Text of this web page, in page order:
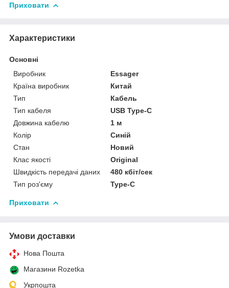
Приховати
Характеристики
Основні
Виробник
Essager
Країна виробник
Китай
Тип
Кабель
Тип кабеля
USB Type-C
Довжина кабелю
1 м
Колір
Синій
Стан
Новий
Клас якості
Original
Швидкість передачі даних
480 кбіт/сек
Тип роз'єму
Type-C
Приховати
Умови доставки
Нова Пошта
Магазини Rozetka
Укрпошта